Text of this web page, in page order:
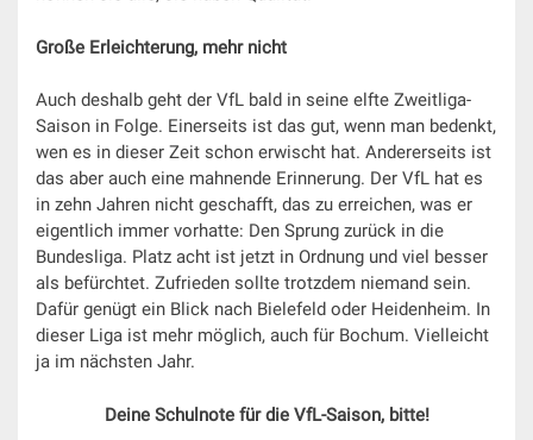
Große Erleichterung, mehr nicht
Auch deshalb geht der VfL bald in seine elfte Zweitliga-
Saison in Folge. Einerseits ist das gut, wenn man bedenkt,
wen es in dieser Zeit schon erwischt hat. Andererseits ist
das aber auch eine mahnende Erinnerung. Der VfL hat es
in zehn Jahren nicht geschafft, das zu erreichen, was er
eigentlich immer vorhatte: Den Sprung zurück in die
Bundesliga. Platz acht ist jetzt in Ordnung und viel besser
als befürchtet. Zufrieden sollte trotzdem niemand sein.
Dafür genügt ein Blick nach Bielefeld oder Heidenheim. In
dieser Liga ist mehr möglich, auch für Bochum. Vielleicht
ja im nächsten Jahr.
Deine Schulnote für die VfL-Saison, bitte!